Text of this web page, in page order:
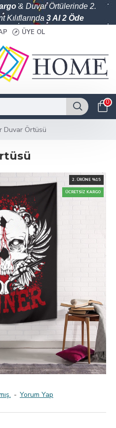
& Duvar Örtülerinde 2.
Kılıflarında 3 Al 2 Öde
ÜYE OL
0
Duvar Örtüsü
ÜCRETSIZ KARGO
2. ÜRÜNE %15
- Yorum Yap